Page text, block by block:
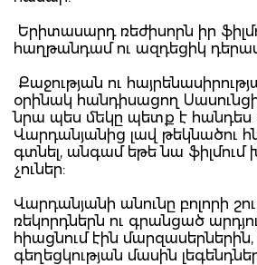
Երիտասարդ ռեժիսորն իր
հաղթանդամ ու ազդեցիկ
Քաջության ու
օրինակ հանդիսացող
նրա պես մեկը պետք է հանդես
Վարդանյանից լավ թեկնածու
գտնել, անգամ եթե նա ֆիլմում
չուներ:
Վարդանյանի անունը բոլորի
ռեկորդներն ու գրանցած
հիացնում էին մարզասերներին,
գեղեցկության մասին լեգենդներ